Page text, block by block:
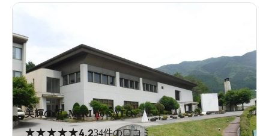
美輝の里 -MIKI no SATO-
★★★★★4.234件の口コミ